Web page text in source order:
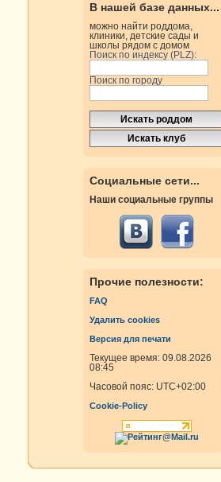
В нашей базе данных...
можно найти роддома,
клиники, детские сады и
школы рядом с домом
Поиск по индексу (PLZ):
Поиск по городу
Социальные сети...
Наши социальные группы
Прочие полезности:
FAQ
Удалить cookies
Версия для печати
Текущее время: 09.08.2026
08:45
Часовой пояс: UTC+02:00
Cookie-Policy